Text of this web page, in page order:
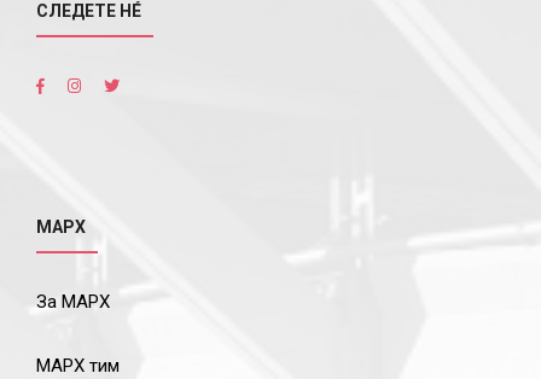
СЛЕДЕТЕ НÉ
МАРХ
За МАРХ
МАРХ тим